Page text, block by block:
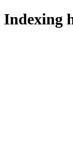
Indexing